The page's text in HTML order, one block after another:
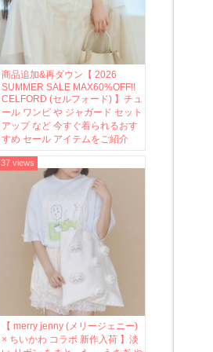
商品追加&再ダウン【 2026
SUMMER SALE MAX60%OFF!!
CELFORD (セルフォード) 】チュ
ール ワンピ や ジャガード セット
アップ など 今すぐ着られるおす
すめ セール アイテムをご紹介
【 merry jenny (メリージェニー)
× ちいかわ コラボ 新作入荷 】淡
37 views